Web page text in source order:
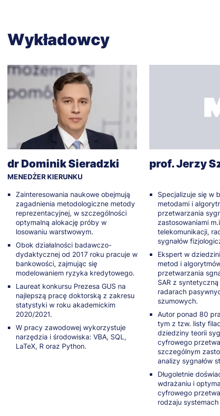
Wykładowcy
dr Dominik Sieradzki
MENEDŻER KIERUNKU
Zainteresowania naukowe obejmują
zagadnienia metodologiczne metody
reprezentacyjnej, w szczególności
optymalną alokację próby w
losowaniu warstwowym.
Obok działalności badawczo-
dydaktycznej od 2017 roku pracuje w
bankowości, zajmując się
modelowaniem ryzyka kredytowego.
Laureat konkursu Prezesa GUS na
najlepszą pracę doktorską z zakresu
statystyki w roku akademickim
2020/2021.
W pracy zawodowej wykorzystuje
narzędzia i środowiska: VBA, SQL,
LaTeX, R oraz Python.
prof. Jerzy
Specjalizuje się w
metodami i
przetwarzania
zastosowaniami
telekomunikacji,
sygnałów
Ekspert w
metod i
przetwarzania
SAR z
radarach
szumowych.
Autor ponad 80
tym z tzw. listy
dziedziny teorii
cyfrowego
szczególnym
analizy sygnałów
Długoletnie
wdrażaniu i
cyfrowego
rodzaju